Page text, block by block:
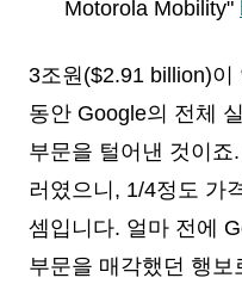
Motorola Mobility"
3조원($2.91 billion)이
동안 Google의 전체
부문을 털어낸 것이
러였으니, 1/4정도 가
셈입니다. 얼마 전에
부문을 매각했던 행